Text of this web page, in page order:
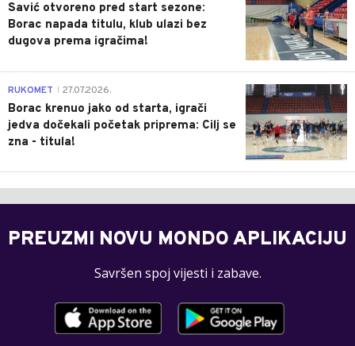
Savić otvoreno pred start sezone:
Borac napada titulu, klub ulazi bez
dugova prema igračima!
0
RUKOMET 27.07.2026.
Borac krenuo jako od starta, igrači
jedva dočekali početak priprema: Cilj se
zna - titula!
PREUZMI NOVU MONDO APLIKACIJU
Savršen spoj vijesti i zabave.